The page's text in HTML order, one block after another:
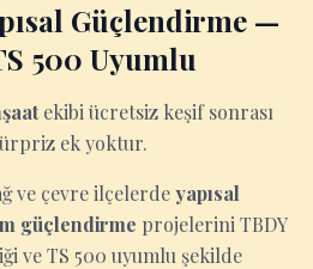
Güçlendirme —
500 Uyumlu
ekibi ücretsiz keşif sonrası
ek yoktur.
ve çevre ilçelerdeyapısal
güçlendirme projelerini TBDY
ve TS 500 uyumlu şekilde